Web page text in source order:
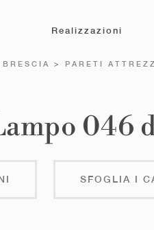
Realizzazioni
> PARETI
046
SFOGLIA I